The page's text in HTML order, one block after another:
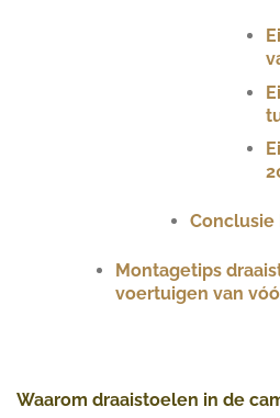
Conclusie
Montagetips
voertuigen van
Waarom draaistoelen in de